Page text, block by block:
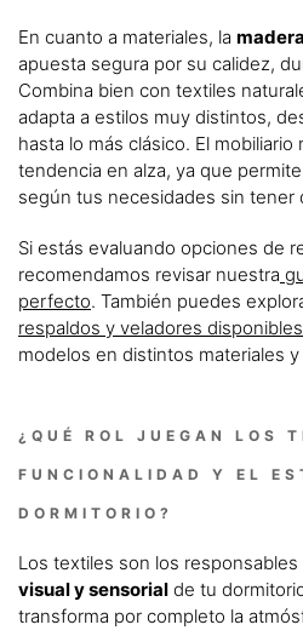
En cuanto a materiales, la madera
apuesta segura por su calidez,
Combina bien con textiles
adapta a estilos muy distintos,
hasta lo más clásico. El
tendencia en alza, ya que
según tus necesidades sin tener
Si estás evaluando opciones de
recomendamos revisar nuestra
perfecto. También puedes
respaldos y veladores
modelos en distintos materiales
¿QUÉ ROL JUEGAN LOS
FUNCIONALIDAD Y EL
DORMITORIO?
Los textiles son los
visual y sensorial de tu
transforma por completo la